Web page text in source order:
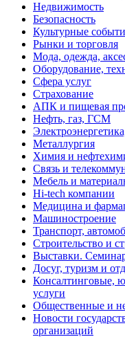
Недвижимость
Безопасность
Культурные
Рынки и торговля
Мода, одежда,
Оборудование,
Сфера услуг
Страхование
АПК и пищевая
Нефть, газ, ГСМ
Металлургия
Химия и
Связь и
Мебель и
Hi-tech компании
Медицина и
Машиностроение
Транспорт,
Строительство и
Выставки.
Досуг, туризм и
Консалтинговые,
услуги
Общественные и
Новости
организаций